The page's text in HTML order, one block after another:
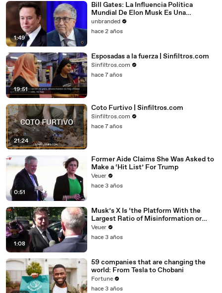
1:49
Bill Gates: La Influencia Política
Mundial De Elon Musk Es Una
«Locura»
unbranded
hace 2 años
19:51
Esposadas a la fuerza | Sinfiltros.com
Sinfiltros.com
hace 7 años
21:24
Coto Furtivo | Sinfiltros.com
Sinfiltros.com
hace 7 años
0:51
Former Aide Claims She Was Asked to
Make a ‘Hit List’ For Trump
Veuer
hace 3 años
1:08
Musk’s X Is ‘the Platform With the
Largest Ratio of Misinformation or
Disinformation’ Amongst All Social
Media Platforms
Veuer
hace 3 años
59 companies that are changing the
world: From Tesla to Chobani
Fortune
hace 3 años